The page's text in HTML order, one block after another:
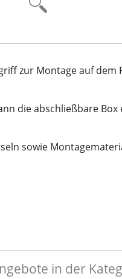
zur Montage auf dem
die abschließbare
sowie
in der